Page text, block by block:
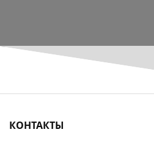
КОНТАКТЫ